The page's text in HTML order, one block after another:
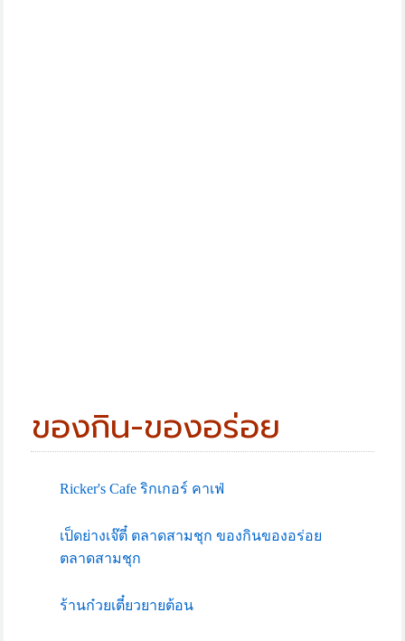
ของกิน-ของอร่อย
Ricker's Cafe ริกเกอร์ คาเฟ่
เป็ดย่างเจ๊ตี๋ ตลาดสามชุก ของกินของอร่อย
ตลาดสามชุก
ร้านก๋วยเตี๋ยวยายต้อน